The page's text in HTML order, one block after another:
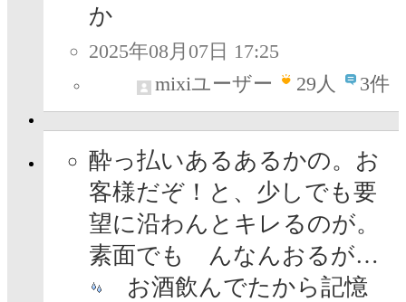
か
2025年08月07日 17:25
mixiユーザー
29人 3件
酔っ払いあるあるかの。お
客様だぞ！と、少しでも要
望に沿わんとキレるのが。
素面でも んなんおるが…
お酒飲んでたから記憶